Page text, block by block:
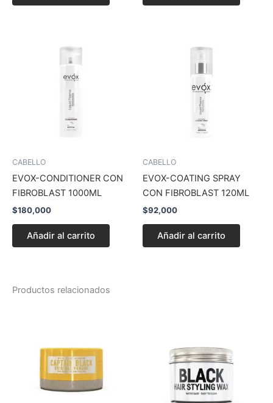
CABELLO
EVOX-CONDITIONER CON
FIBROBLAST 1000ML
$180,000
Añadir al carrito
CABELLO
EVOX-COATING SPRAY
CON FIBROBLAST 120ML
$92,000
Añadir al carrito
Productos relacionados